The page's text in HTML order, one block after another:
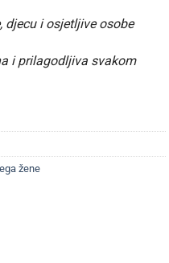
djecu i osjetljive osobe
i prilagodljiva svakom
žene